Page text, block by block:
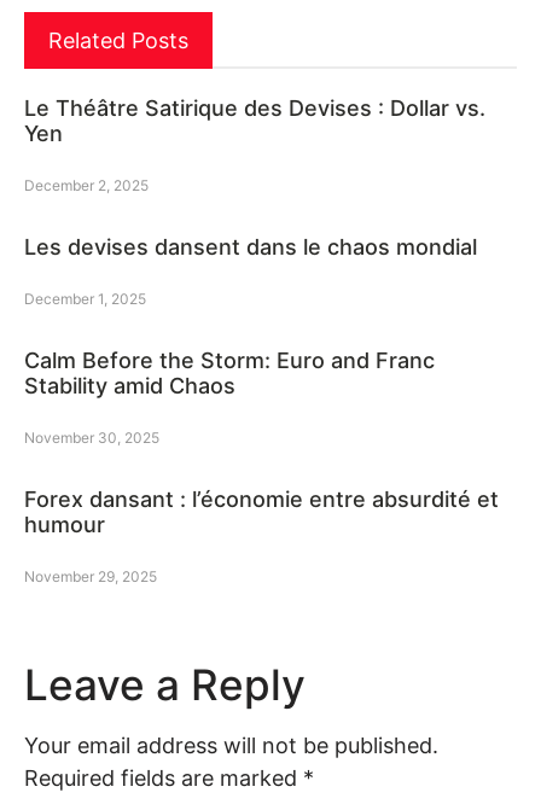
Related Posts
Le Théâtre Satirique des Devises : Dollar vs.
Yen
December 2, 2025
Les devises dansent dans le chaos mondial
December 1, 2025
Calm Before the Storm: Euro and Franc
Stability amid Chaos
November 30, 2025
Forex dansant : l’économie entre absurdité et
humour
November 29, 2025
Leave a Reply
Your email address will not be published.
Required fields are marked *